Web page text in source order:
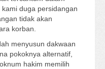
duga persidangan
tidak akan
korban.
menyusun dakwaan
pokoknya alternatif,
hakim memilih